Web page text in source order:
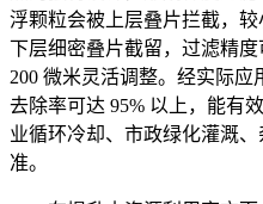
浮颗粒会被上层叠片拦截，
下层细密叠片截留，过滤精
200 微米灵活调整。经实际
去除率可达 95% 以上，能有
业循环冷却、市政绿化灌溉
准。